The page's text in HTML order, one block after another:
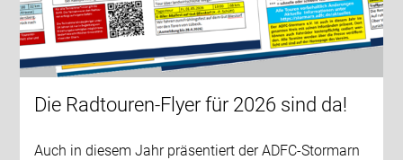
Die Radtouren-Flyer für 2026 sind da!
Auch in diesem Jahr präsentiert der ADFC-Stormarn